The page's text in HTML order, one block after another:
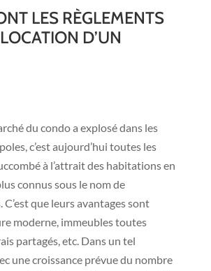
LES RÈGLEMENTS
D’UN
du condo a explosé dans les
c’est aujourd’hui toutes les
à l’attrait des habitations en
connus sous le nom de
que leurs avantages sont
moderne, immeubles toutes
partagés, etc. Dans un tel
une croissance prévue du nombre